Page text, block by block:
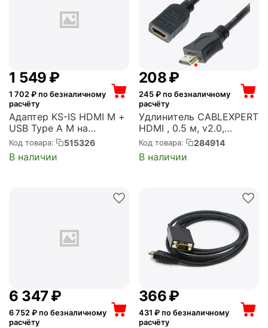
1 549 ₽
1 702 ₽ по безналичному
расчёту
Адаптер KS-IS HDMI M +
USB Type A M на
DisplayPort F (KS-501)
Код товара: 515326
В наличии
‍208‍₽
245₽ по безналичному
расчёту
Удлинитель CABLEXPERT
HDMI , 0.5 м, v2.0,
19M/19F, черный, экран
(CC-HDMI4X-0.5M)
Код товара: 284914
В наличии
6 347₽
6 752 ₽ по безналичному
расчёту
‍366‍₽
431 ₽ по безналичному
расчёту